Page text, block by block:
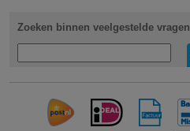
Zoeken binnen veelgestelde vragen